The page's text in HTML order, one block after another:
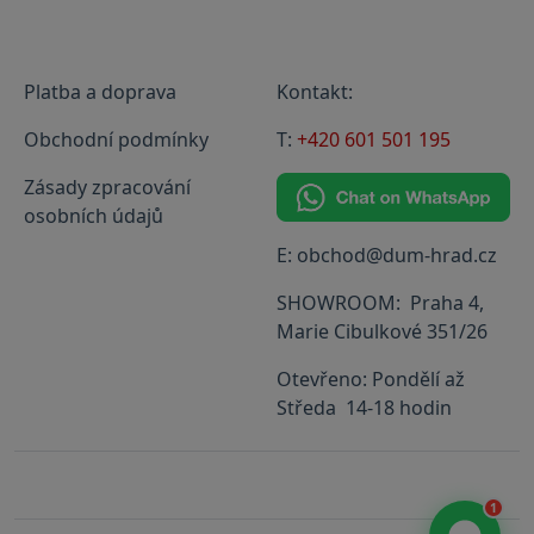
Platba a doprava
Obchodní podmínky
Zásady zpracování
osobních údajů
Kontakt:
T: +420 601 501 195
E: obchod@dum-hrad.cz
SHOWROOM: Praha 4,
Marie Cibulkové 351/26
Otevřeno: Pondělí až
Středa 14-18 hodin
1